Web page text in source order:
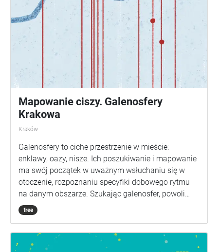
Mapowanie ciszy. Galenosfery
Krakowa
Kraków
Galenosfery to ciche przestrzenie w mieście:
enklawy, oazy, nisze. Ich poszukiwanie i mapowanie
ma swój początek w uważnym wsłuchaniu się w
otoczenie, rozpoznaniu specyfiki dobowego rytmu
na danym obszarze. Szukając galenosfer, powoli
otwiera się przed słuchającym wyjątkowy świat -
soundscape i miasto, które odsłania swoją
jednoznacznie zdefiniować. Odkrywanie stref ciszy
free